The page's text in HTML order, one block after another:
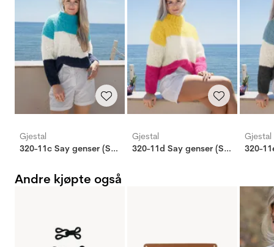
Gjestal
320-11c Say genser (Soft)
Gjestal
320-11d Say genser (Soft)
Gjestal
Andre kjøpte også